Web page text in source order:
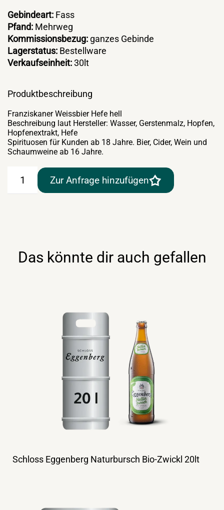
Gebindeart: Fass
Pfand: Mehrweg
Kommissionsbezug: ganzes Gebinde
Lagerstatus: Bestellware
Verkaufseinheit:30lt
Produktbeschreibung
Franziskaner Weissbier Hefe hell
Beschreibung laut Hersteller: Wasser, Gerstenmalz, Hopfen,
Hopfenextrakt, Hefe
Spirituosen für Kunden ab 18 Jahre. Bier, Cider, Wein und
Schaumweine ab 16 Jahre.
Franziskaner
Weissbier
Zur Anfrage hinzufügen
Das könnte dir auch gefallen
Schloss Eggenberg Naturbursch Bio-Zwickl 20lt